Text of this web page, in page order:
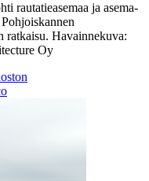
rautatieasemaa ja asema-
ratkaisu. Havainnekuva:
Oy